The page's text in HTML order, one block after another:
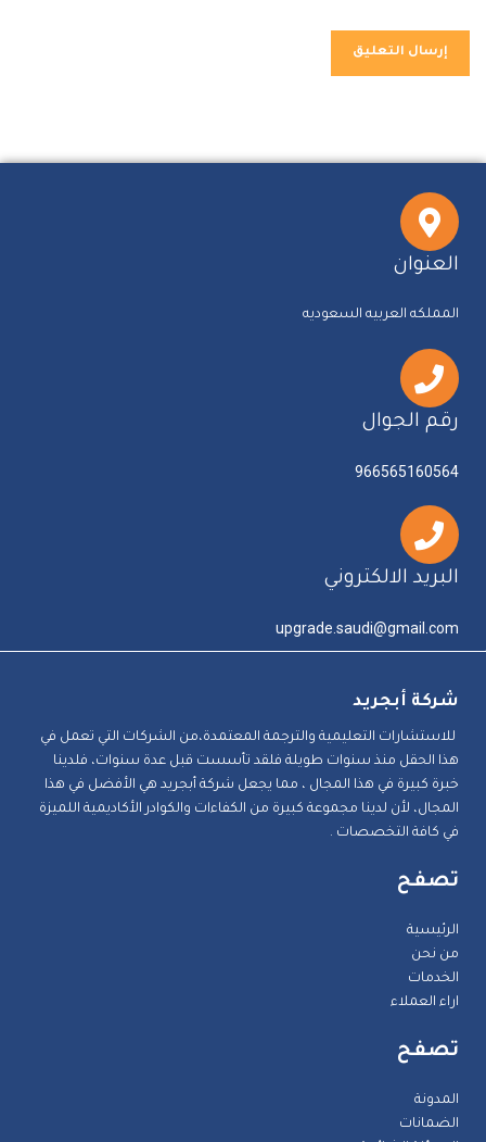
العنوان
المملكه العربيه السعوديه
رقم الجوال
966565160564
البريد الالكتروني
upgrade.saudi@gmail.com
شركة أبجريد
للاستشارات التعليمية والترجمة المعتمدة،من الشركات التي تعمل في
هذا الحقل منذ سنوات طويلة فلقد تأسست قبل عدة سنوات، فلدينا
خبرة كبيرة في هذا المجال ، مما يجعل شركة أبجريد هي الأفضل في هذا
المجال، لأن لدينا مجموعة كبيرة من الكفاءات والكوادر الأكاديمية اللميزة
في كافة التخصصات .
تصفح
الرئيسية
من نحن
الخدمات
اراء العملاء
تصفح
المدونة
الضمانات